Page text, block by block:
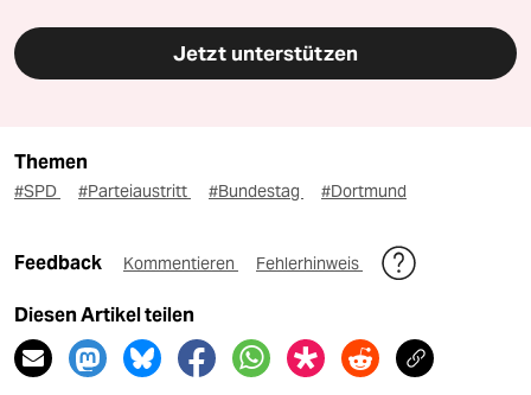
Jetzt unterstützen
Themen
#SPD #Parteiaustritt #Bundestag #Dortmund
Feedback Kommentieren Fehlerhinweis
Diesen Artikel teilen